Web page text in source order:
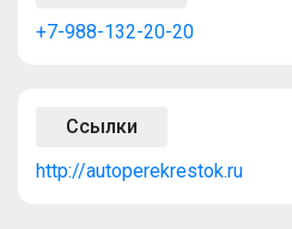
+7-988-132-20-20
Ссылки
http://autoperekrestok.ru